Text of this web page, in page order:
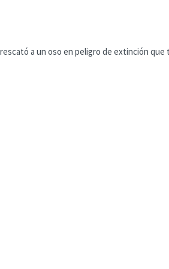
a un oso en peligro de extinción que